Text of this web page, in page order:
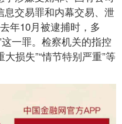
息交易罪和内幕交易、泄
年10月被逮捕时，多
一罪。检察机关的指控
损失”“情节特别严重”等